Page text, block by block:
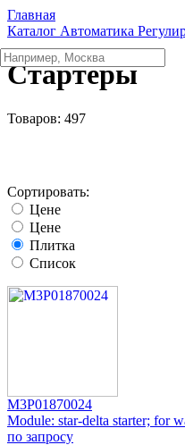
Главная
Каталог Автоматика
Стартеры
Товаров: 497
Сортировать:
Цене
Цене
Плитка
Список
M3P01870024
Module: star-delta starter; for
по запросу